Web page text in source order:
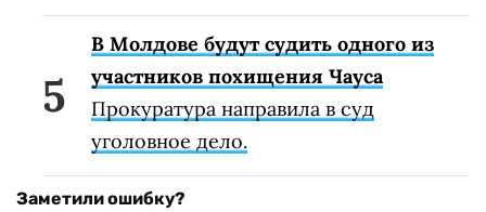
В Молдове будут судить одного из
участников похищения Чауса
Прокуратура направила в суд
уголовное дело.
Заметили ошибку?